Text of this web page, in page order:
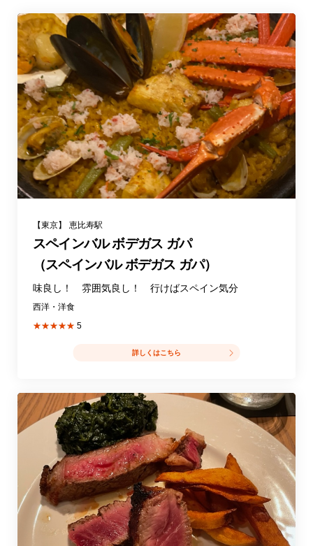
【東京】 恵比寿駅
スペインバル ボデガス ガパ
（スペインバル ボデガス ガパ）
味良し！ 雰囲気良し！ 行けばスペイン気分
西洋・洋食
★★★★★ 5
詳しくはこちら